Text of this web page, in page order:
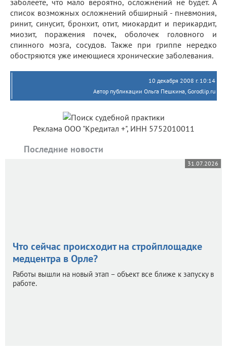
список возможных осложнений обширный - пневмония,
ринит, синусит, бронхит, отит, миокардит и перикардит,
миозит, поражения почек, оболочек головного и
спинного мозга, сосудов. Также при гриппе нередко
обостряются уже имеющиеся хронические заболевания.
10 декабря 2008 г. 10:14
Автор публикации Ольга Пешкина, Gorodlip.ru
Реклама ООО "Кредитал +", ИНН 5752010011
Последние новости
31.07.2026
Что сейчас происходит на стройплощадке
медцентра в Орле?
Работы вышли на новый этап – объект все ближе к запуску в
работе.